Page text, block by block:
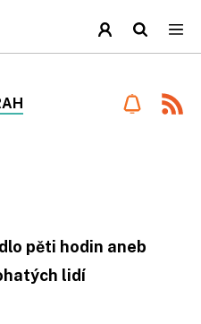
pěti hodin aneb
lidí